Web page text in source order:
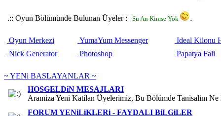
.:: Oyun Bölümünde Bulunan Üyeler : Su An Kimse Yok ..
Oyun Merkezi YumaYum Messenger
Ideal Kilonu
Nick Generator
Photoshop Papatya Fali
~ YENi BASLAYANLAR ~
HOSGELDiN MESAJLARI
Aramiza Yeni Katilan Üyelerimiz, Bu Bölümde Tanisalim Ne
FORUM YENiLiKLERi - FAYDALI BiLGiLER